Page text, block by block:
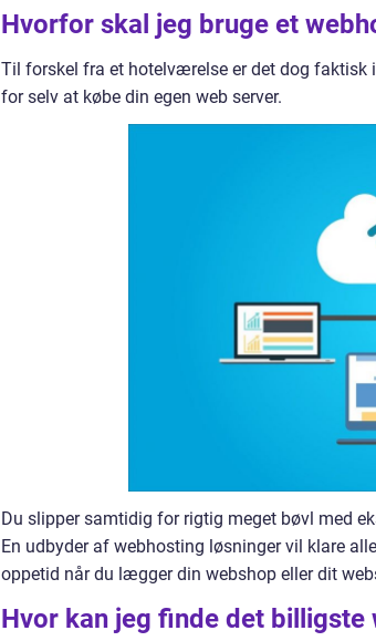
Hvorfor skal jeg bruge et
Til forskel fra et hotelværelse er det dog
for selv at købe din egen web server.
Du slipper samtidig for rigtig meget bøvl med
En udbyder af webhosting løsninger vil klare
oppetid når du lægger din webshop eller dit
Hvor kan jeg finde det billigste